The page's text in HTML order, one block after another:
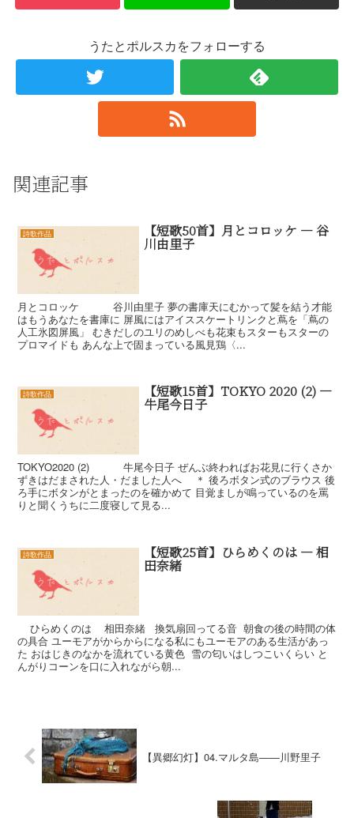
うたとポルスカをフォローする
関連記事
詩歌作品 【短歌50首】月とコロッケ — 谷
川由里子
月とコロッケ 谷川由里子 夢の書庫天にむかって髪を結う才能
はもうあなたを書庫に 屏風にはアイススケートリンクと蔦を「蔦の
人工氷図屏風」 むきだしのユリのめしべも花束もスターもスターの
プロマイドも あんな上で固まっている風見鶏〈...
詩歌作品 【短歌15首】TOKYO 2020 (2) —
牛尾今日子
TOKYO2020 (2) 牛尾今日子 ぜんぶ終わればお花見に行くさか
ずきはだまされた人・だました人へ ＊ 後ろボタン式のブラウス 後
ろ手にボタンがとまったのを確かめて 目覚ましが鳴っているのを罵
りと聞くうちに二度寝して見る...
詩歌作品 【短歌25首】ひらめくのは — 相
田奈緒
ひらめくのは 相田奈緒 換気扇回ってる音 朝食の後の時間の体
の具合 ユーモアがからからになる私にもユーモアのある生活があっ
た おはじきのなかを流れている黄色 雪の匂いはしつこいくらい と
んがりコーンを口に入れながら朝...
【異郷幻灯】04.マルタ島——川野里子